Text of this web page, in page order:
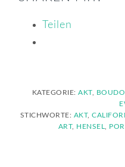
Teilen
KATEGORIE: AKT,
STICHWORTE: AKT,
ART, HENSEL